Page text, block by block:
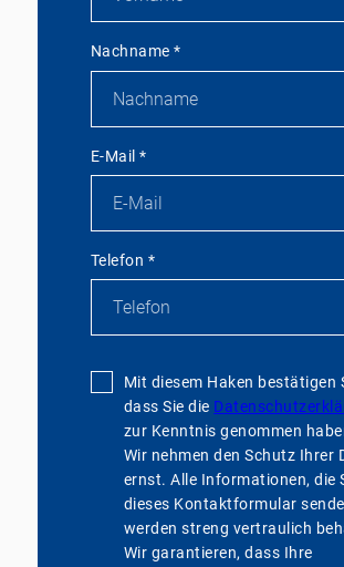
Nachname*
E-Mail*
Telefon *
Mit diesem Haken bestätigen
dass Sie die
zur Kenntnis genommen
Wir nehmen den Schutz Ihrer
ernst. Alle Informationen, die
dieses Kontaktformular
werden streng vertraulich
Wir garantieren, dass Ihre